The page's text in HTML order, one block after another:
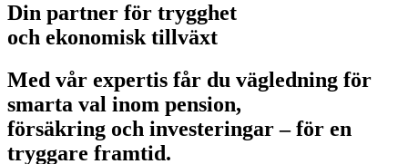
Din partner för trygghet
och ekonomisk tillväxt
Med vår expertis får du vägledning för
smarta val inom pension,
försäkring och investeringar – för en
tryggare framtid.